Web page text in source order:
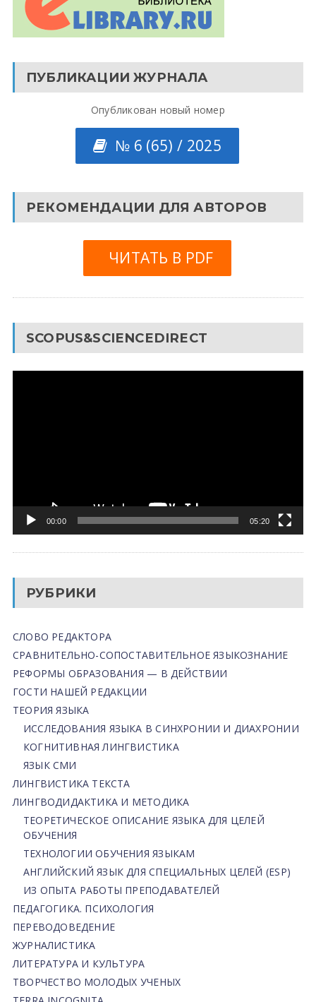
ПУБЛИКАЦИИ ЖУРНАЛА
Опубликован новый номер
№ 6 (65) / 2025
РЕКОМЕНДАЦИИ ДЛЯ АВТОРОВ
ЧИТАТЬ В PDF
SCOPUS&SCIENCEDIRECT
00:00 05:20
РУБРИКИ
СЛОВО РЕДАКТОРА
СРАВНИТЕЛЬНО-СОПОСТАВИТЕЛЬНОЕ ЯЗЫКОЗНАНИЕ
РЕФОРМЫ ОБРАЗОВАНИЯ — В ДЕЙСТВИИ
ГОСТИ НАШЕЙ РЕДАКЦИИ
ТЕОРИЯ ЯЗЫКА
ИССЛЕДОВАНИЯ ЯЗЫКА В СИНХРОНИИ И ДИАХРОНИИ
КОГНИТИВНАЯ ЛИНГВИСТИКА
ЯЗЫК СМИ
ЛИНГВИСТИКА ТЕКСТА
ЛИНГВОДИДАКТИКА И МЕТОДИКА
ТЕОРЕТИЧЕСКОЕ ОПИСАНИЕ ЯЗЫКА ДЛЯ ЦЕЛЕЙ
ОБУЧЕНИЯ
ТЕХНОЛОГИИ ОБУЧЕНИЯ ЯЗЫКАМ
АНГЛИЙСКИЙ ЯЗЫК ДЛЯ СПЕЦИАЛЬНЫХ ЦЕЛЕЙ (ESP)
ИЗ ОПЫТА РАБОТЫ ПРЕПОДАВАТЕЛЕЙ
ПЕДАГОГИКА. ПСИХОЛОГИЯ
ПЕРЕВОДОВЕДЕНИЕ
ЖУРНАЛИСТИКА
ЛИТЕРАТУРА И КУЛЬТУРА
ТВОРЧЕСТВО МОЛОДЫХ УЧЕНЫХ